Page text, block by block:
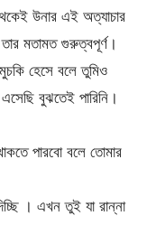
উনার এই অত্যাচার
মতামত গুরুত্বপূর্ণ।
হেসে বলে তুমিও
বুঝতেই পারিনি।
পারবো বলে তোমার
। এখন তুই যা রান্না